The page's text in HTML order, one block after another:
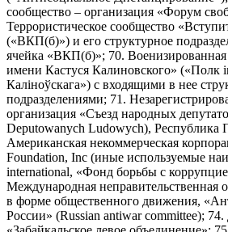
сообщество – организация «Форум
Террористическое сообщество
(«ВКП(б)») и его структурное
ячейка «ВКП(б)»; 70.
имени Кастуся Калиновского» («Полк
Калiноўскага») с входящими в нее
подразделениями; 71.
организация «Съезд народных
Deputowanych Ludowych), Республика
Американская некоммерческая
Foundation, Inc (иные используемые
international, «Фонд борьбы с
Международная неправительственная
в форме общественного движения,
России» (Russian antiwar committee);